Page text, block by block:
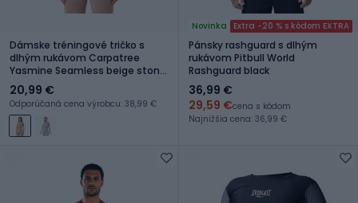
Dámske tréningové tričko s
dlhým rukávom Carpatree
Yasmine Seamless beige stone
wash
20,99 €
Odporúčaná cena výrobcu: 38,99 €
Novinka Extra -20 % s kódom EXTRA
Pánsky rashguard s dlhým
rukávom Pitbull World
Rashguard black
36,99 €
29,59 €cena s kódom
Najnižšia cena: 36,99 €